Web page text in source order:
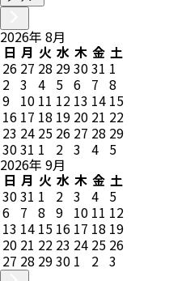
2026年 8月
日 月 火 水 木 金 土
26 27 28 293031 1
2 3 4 5 6 7 8
9 10 11 12 13 14 15
16 17 18 19 20 21 22
23 24 25 26 27 28 29
3031 1 2 3 4 5
2026年 9月
日 月 火 水 木 金 土
3031 1 2 3 4 5
6 7 8 9 10 11 12
13 14 15 16 17 18 19
20 21 22 23 24 25 26
27 28 2930 1 2 3